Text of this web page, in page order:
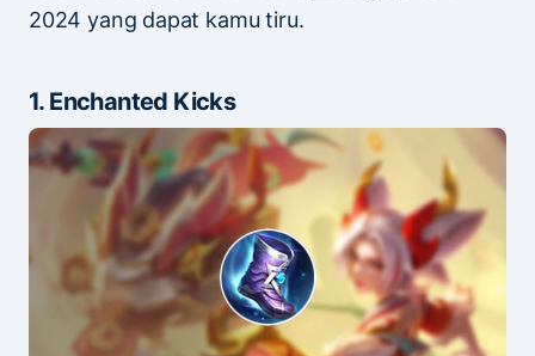
2024 yang dapat kamu tiru.
1. Enchanted Kicks